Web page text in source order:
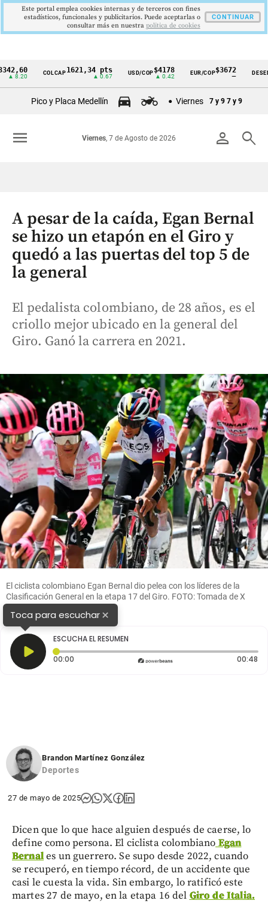
Cintillo
Colombia
COLCAP1621,34 pts USD/COP$4178
▲ 0.42
EUR/COP$3672
—
DESEMPLEO
Pico y Placa Medellín Viernes 7 y 9 7 y 9
person search
Viernes, 7 de Agosto de 2026
menu
A pesar de la caída, Egan Bernal
se hizo un etapón en el Giro y
quedó a las puertas del top 5 de
la general
El pedalista colombiano, de 28 años, es el
criollo mejor ubicado en la general del
Giro. Ganó la carrera en 2021.
El ciclista colombiano Egan Bernal dio pelea con los líderes de la
Clasificación General en la etapa 17 del Giro. FOTO: Tomada de X
@INEOSGrenadiers
Toca para escuchar×
ESCUCHA EL RESUMEN
00:00 Tiempo transcurrido: 0 segundos 00:48
Brandon Martínez González
Deportes
27 de mayo de 2025
Dicen que lo que hace alguien después de caerse, lo
define como persona. El ciclista colombiano Egan
Bernales un guerrero. Se supo desde 2022, cuando
se recuperó, en tiempo récord, de un accidente que
casi le cuesta la vida. Sin embargo, lo ratificó este
martes 27 de mayo, en la etapa 16 del Giro de Italia.
Este portal emplea cookies internas y de terceros con fines
estadísticos, funcionales y publicitarios. Puede aceptarlas o
consultar más en nuestra politica de cookies
CONTINUAR